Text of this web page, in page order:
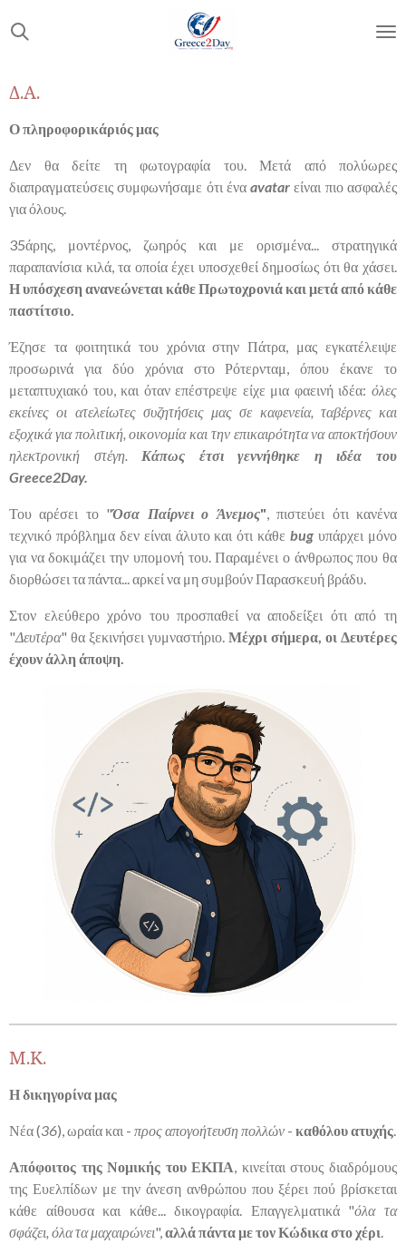
to
content
Δ.Α.
Ο πληροφορικάριός μας
Δεν θα δείτε τη φωτογραφία του. Μετά από πολύωρες
διαπραγματεύσεις συμφωνήσαμε ότι έναavatar είναι πιο ασφαλές
για όλους.
35άρης, μοντέρνος, ζωηρός και με ορισμένα... στρατηγικά
παραπανίσια κιλά, τα οποία έχει υποσχεθεί δημοσίως ότι θα χάσει.
Η υπόσχεση ανανεώνεται κάθε Πρωτοχρονιά και μετά από κάθε
παστίτσιο.
Έζησε τα φοιτητικά του χρόνια στην Πάτρα, μας εγκατέλειψε
προσωρινά για δύο χρόνια στο Ρότερνταμ, όπου έκανε το
μεταπτυχιακό του, και όταν επέστρεψε είχε μια φαεινή ιδέα: όλες
εκείνες οι ατελείωτες συζητήσεις μας σε καφενεία, ταβέρνες και
εξοχικά για πολιτική, οικονομία και την επικαιρότητα να αποκτήσουν
ηλεκτρονική στέγη. Κάπως έτσι γεννήθηκε η ιδέα του
Greece2Day.
Του αρέσει το "Όσα Παίρνει ο Άνεμος", πιστεύει ότι κανένα
τεχνικό πρόβλημα δεν είναι άλυτο και ότι κάθεbug υπάρχει μόνο
για να δοκιμάζει την υπομονή του. Παραμένει ο άνθρωπος που θα
διορθώσει τα πάντα... αρκεί να μη συμβούν Παρασκευή βράδυ.
Στον ελεύθερο χρόνο του προσπαθεί να αποδείξει ότι από τη
"Δευτέρα" θα ξεκινήσει γυμναστήριο. Μέχρι σήμερα, οι Δευτέρες
έχουν άλλη άποψη.
Μ.Κ.
Η δικηγορίνα μας
Νέα (36), ωραία και - προς απογοήτευση πολλών - καθόλου ατυχής.
Απόφοιτος της Νομικής του ΕΚΠΑ, κινείται στους διαδρόμους
της Ευελπίδων με την άνεση ανθρώπου που ξέρει πού βρίσκεται
κάθε αίθουσα και κάθε... δικογραφία. Επαγγελματικά "όλα τα
σφάζει, όλα τα μαχαιρώνει",αλλά πάντα με τον Κώδικα στο χέρι.